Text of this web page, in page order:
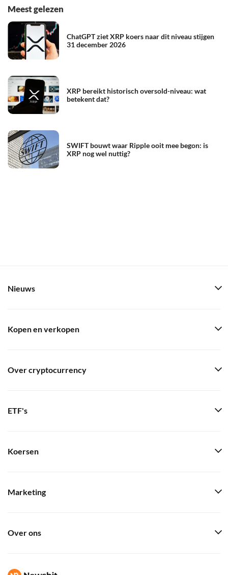
Meest gelezen
ChatGPT ziet XRP koers naar dit niveau stijgen
31 december 2026
XRP bereikt historisch oversold-niveau: wat
betekent dat?
SWIFT bouwt waar Ripple ooit mee begon: is
XRP nog wel nuttig?
Nieuws
Kopen en verkopen
Over cryptocurrency
ETF's
Koersen
Marketing
Over ons